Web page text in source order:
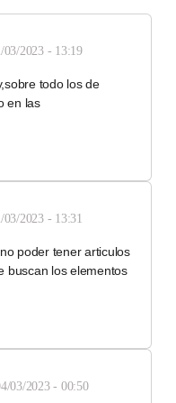
03/2023 - 13:19
todo los de
en las
03/2023 - 13:31
poder tener articulos
buscan los elementos
03/2023 - 00:50